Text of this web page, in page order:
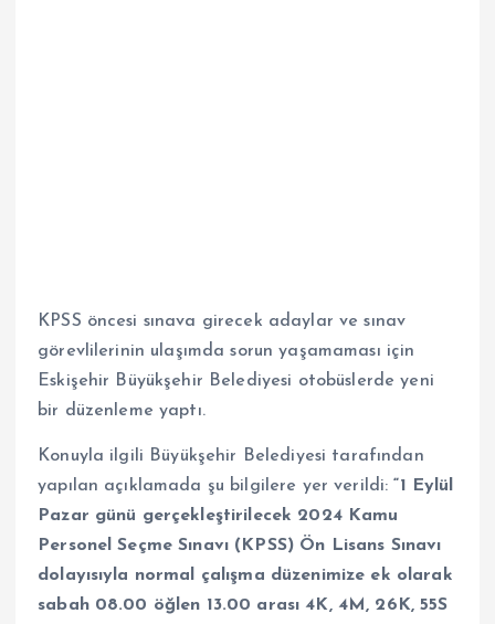
KPSS öncesi sınava girecek adaylar ve sınav
görevlilerinin ulaşımda sorun yaşamaması için
Eskişehir Büyükşehir Belediyesi otobüslerde yeni
bir düzenleme yaptı.
Konuyla ilgili Büyükşehir Belediyesi tarafından
yapılan açıklamada şu bilgilere yer verildi:“1 Eylül
Pazar günü gerçekleştirilecek 2024 Kamu
Personel Seçme Sınavı (KPSS) Ön Lisans Sınavı
dolayısıyla normal çalışma düzenimize ek olarak
sabah 08.00 öğlen 13.00 arası 4K, 4M, 26K, 55S